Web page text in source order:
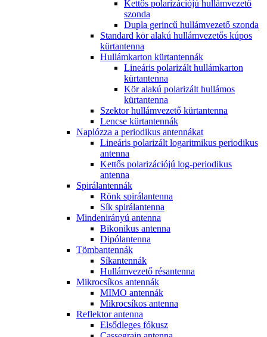
Kettős polarizációjú hullámvezető
szonda
Dupla gerincű hullámvezető szonda
Standard kör alakú hullámvezetős kúpos
kürtantenna
Hullámkarton kürtantennák
Lineáris polarizált hullámkarton
kürtantenna
Kör alakú polarizált hullámos
kürtantenna
Szektor hullámvezető kürtantenna
Lencse kürtantennák
Naplózza a periodikus antennákat
Lineáris polarizált logaritmikus periodikus
antenna
Kettős polarizációjú log-periodikus
antenna
Spirálantennák
Rönk spirálantenna
Sík spirálantenna
Mindenirányú antenna
Bikonikus antenna
Dipólantenna
Tömbantennák
Síkantennák
Hullámvezető résantenna
Mikrocsíkos antennák
MIMO antennák
Mikrocsíkos antenna
Reflektor antenna
Elsődleges fókusz